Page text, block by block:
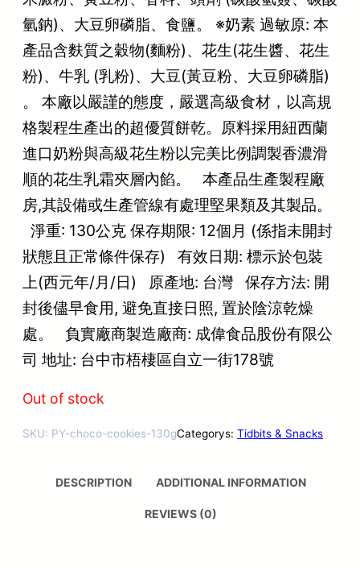
氫鈉)、大豆卵磷脂、食鹽。 ※奶素 過敏原: 本
產品含麩質之穀物(麵粉)、花生(花生醬、花生
粉)、牛乳 (乳粉)、大豆(黃豆粉、大豆卵磷脂)
。 本廠以嚴謹的態度，嚴選高級食材，以高規
格製程生產出的超優質餅乾。原料採用紐西蘭
進口奶粉與高級花生粉以完美比例調製香濃滑
順的花生乳霜夾層內餡。 本產品生產製程廠
房,其設備或生產管線有處理堅果類及其製品。
淨重: 130公克 保存期限: 12個月 (係指未開封
狀態且正常條件保存) 有效日期: 標示於包裝
上(西元年/月/日) 原產地: 台灣 保存方法: 開
封後儘早食用, 避免直接日照, 置於陰涼乾燥
處。 負實廠商製造廠商: 成偉食品股份有限公
司 地址: 台中市梧棲區自立一街178號
Out of stock
SKU: PY-choco-cookies-130gCategorys: Tidbits & Snacks
DESCRIPTION ADDITIONAL INFORMATION
REVIEWS (0)